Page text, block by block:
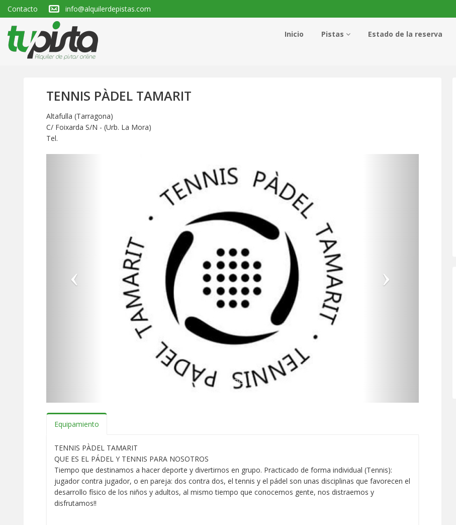
Contacto info@alquilerdepistas.com
Inicio Pistas Estado de la reserva
TENNIS PÀDEL TAMARIT
Altafulla (Tarragona)
C/ Foixarda S/N - (Urb. La Mora)
Tel.
Equipamiento
TENNIS PÀDEL TAMARIT
QUE ES EL PÁDEL Y TENNIS PARA NOSOTROS
Tiempo que destinamos a hacer deporte y divertirnos en grupo. Practicado de forma individual (Tennis):
jugador contra jugador, o en pareja: dos contra dos, el tennis y el pádel son unas disciplinas que favorecen el
desarrollo físico de los niños y adultos, al mismo tiempo que conocemos gente, nos distraemos y
disfrutamos!!